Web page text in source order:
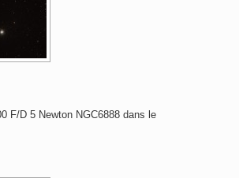
F/D 5 Newton NGC6888 dans le